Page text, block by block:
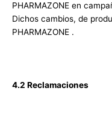
PHARMAZONE en
Dichos cambios, de
PHARMAZONE .
4.2 Reclamaciones